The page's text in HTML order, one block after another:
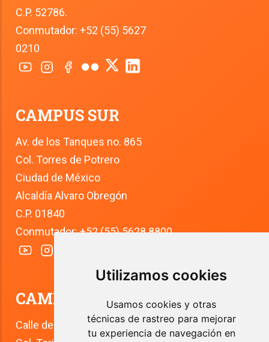
Utilizamos cookies
Usamos cookies y otras
técnicas de rastreo para mejorar
tu experiencia de navegación en
C.P. 52786.
Conmutador: +52 (55) 5627
0210
CAMPUS SUR
Av. de los Tanques no. 865
Col. Torres de Potrero
Ciudad de México
Alcaldía Alvaro Obregón
C.P. 01840
Conmutador: +52 (55) 5628 8800
CAMPUS TLALPAN
Calle del Río 4